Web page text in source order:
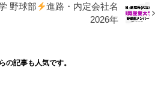
野球部
進路・内定会社名
2026年
の記事も人気です。